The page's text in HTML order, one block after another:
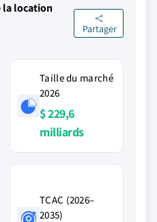
la location
Partager
Taille du marché
2026
$ 229,6
milliards
TCAC (2026–
2035)